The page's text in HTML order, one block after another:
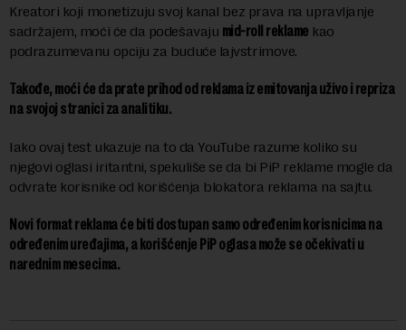
Kreatori koji monetizuju svoj kanal bez prava na upravljanje
sadržajem, moći će da podešavaju mid-roll reklame kao
podrazumevanu opciju za buduće lajvstrimove.
Takođe, moći će da prate prihod od reklama iz emitovanja uživo i repriza
na svojoj stranici za analitiku.
Iako ovaj test ukazuje na to da YouTube razume koliko su
njegovi oglasi iritantni, spekuliše se da bi PiP reklame mogle da
odvrate korisnike od korišćenja blokatora reklama na sajtu.
Novi format reklama će biti dostupan samo određenim korisnicima na
određenim uređajima, a korišćenje PiP oglasa može se očekivati u
narednim mesecima.